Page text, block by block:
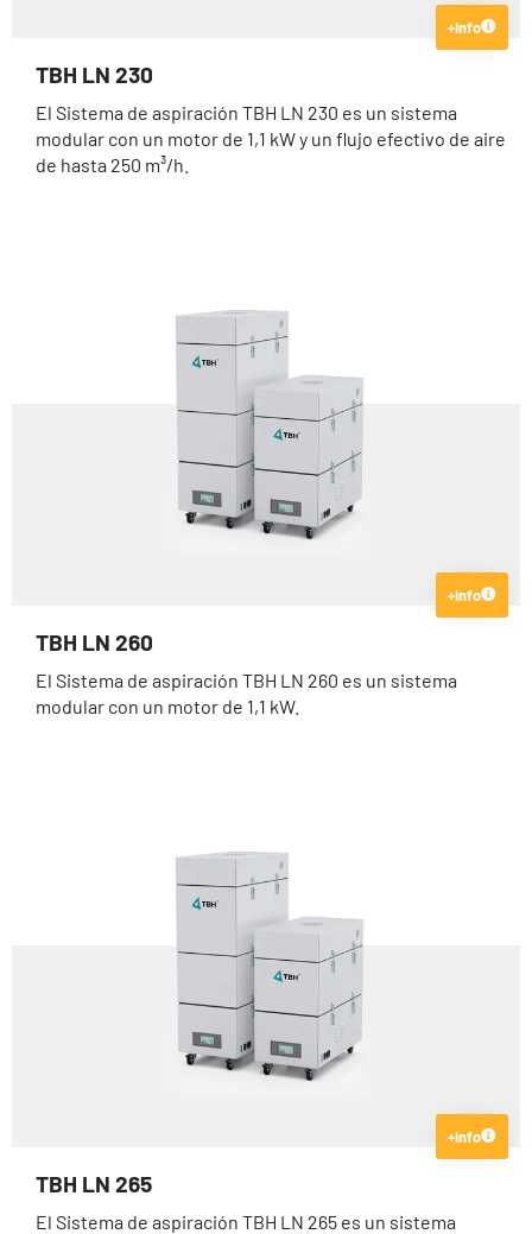
+info
TBH LN 230
El Sistema de aspiración TBH LN 230 es un sistema
modular con un motor de 1,1 kW y un flujo efectivo de aire
de hasta 250 m³/h.
+info
TBH LN 260
El Sistema de aspiración TBH LN 260 es un sistema
modular con un motor de 1,1 kW.
+info
TBH LN 265
El Sistema de aspiración TBH LN 265 es un sistema